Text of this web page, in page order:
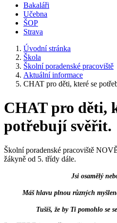
Bakaláři
Učebna
ŠOP
Strava
Úvodní stránka
Škola
Školní poradenské pracoviště
Aktuální informace
CHAT pro děti, které se
CHAT pro děti,
potřebují svěřit.
Školní poradenské pracoviště
žákyně od 5. třídy dále.
Jsi osamělý
Máš hlavu plnou různých
Tušíš, že by Ti pomohlo se